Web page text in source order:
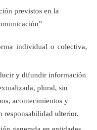
previstos en la
individual o colectiva,
y difundir información
plural, sin
acontecimientos y
responsabilidad ulterior.